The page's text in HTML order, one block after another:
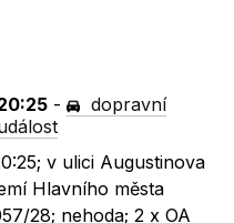
-
dopravní
v ulici Augustinova
Hlavního města
28; nehoda; 2 x OA